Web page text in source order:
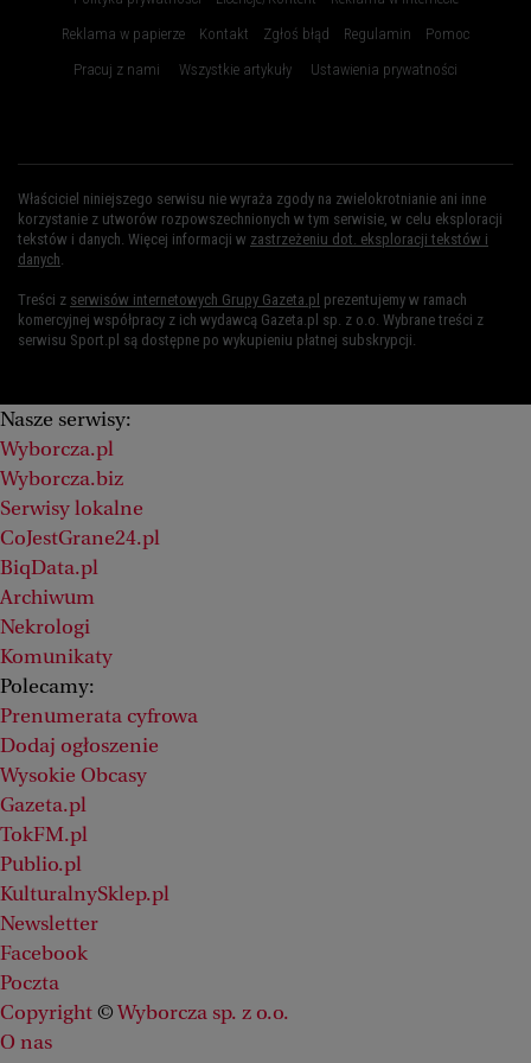
Reklama w papierze
Kontakt Zgłoś błąd Regulamin
Pomoc
Pracuj z nami
Wszystkie artykuły Ustawienia prywatności
Właściciel niniejszego serwisu nie wyraża zgody na zwielokrotnianie ani inne
korzystanie z utworów rozpowszechnionych w tym serwisie, w celu eksploracji
tekstów i danych. Więcej informacji w zastrzeżeniu dot. eksploracji tekstów i
danych.
Treści z serwisów internetowych Grupy Gazeta.pl prezentujemy w ramach
komercyjnej współpracy z ich wydawcą Gazeta.pl sp. z o.o. Wybrane treści z
serwisu Sport.pl są dostępne po wykupieniu płatnej subskrypcji.
Nasze serwisy:
Wyborcza.pl
Wyborcza.biz
Serwisy lokalne
CoJestGrane24.pl
BiqData.pl
Archiwum
Nekrologi
Komunikaty
Polecamy:
Prenumerata cyfrowa
Dodaj ogłoszenie
Wysokie Obcasy
Gazeta.pl
TokFM.pl
Publio.pl
KulturalnySklep.pl
Newsletter
Facebook
Poczta
Copyright © Wyborcza sp. z o.o.
O nas